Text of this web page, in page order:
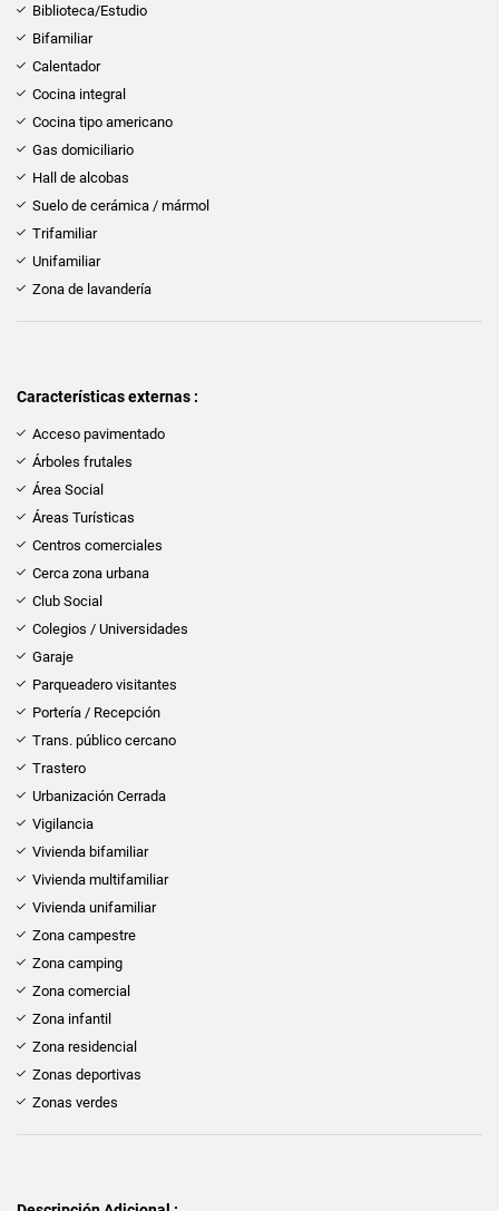
Biblioteca/Estudio
Bifamiliar
Calentador
Cocina integral
Cocina tipo americano
Gas domiciliario
Hall de alcobas
Suelo de cerámica / mármol
Trifamiliar
Unifamiliar
Zona de lavandería
Características externas :
Acceso pavimentado
Árboles frutales
Área Social
Áreas Turísticas
Centros comerciales
Cerca zona urbana
Club Social
Colegios / Universidades
Garaje
Parqueadero visitantes
Portería / Recepción
Trans. público cercano
Trastero
Urbanización Cerrada
Vigilancia
Vivienda bifamiliar
Vivienda multifamiliar
Vivienda unifamiliar
Zona campestre
Zona camping
Zona comercial
Zona infantil
Zona residencial
Zonas deportivas
Zonas verdes